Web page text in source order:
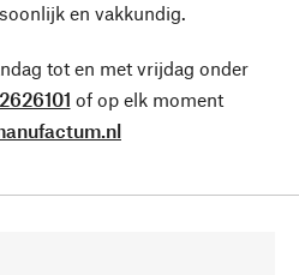
en vakkundig.
tot en met vrijdag onder
of op elk moment